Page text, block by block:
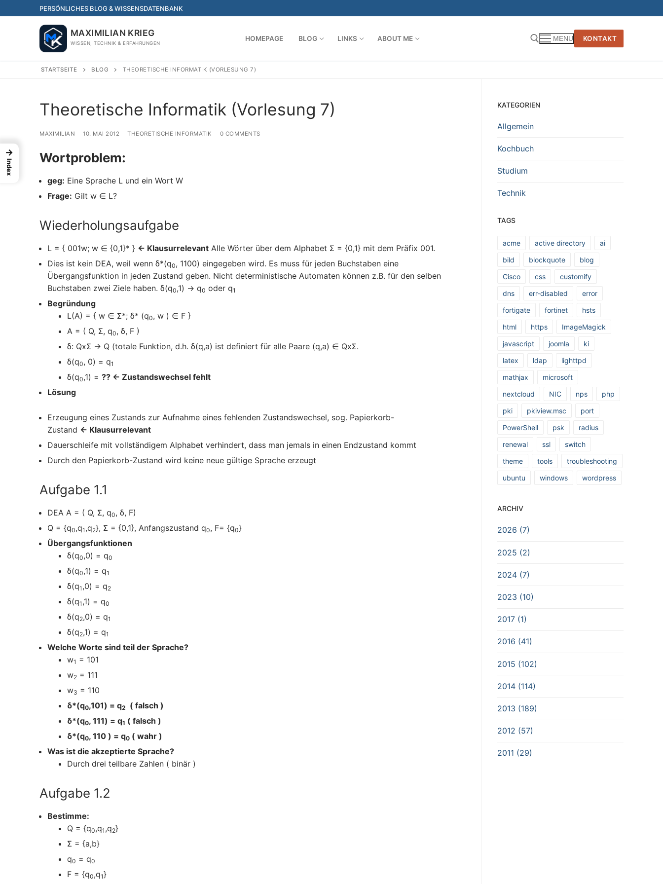
to
PERSÖNLICHES BLOG & WISSENSDATENBANK
MAXIMILIAN KRIEG
WISSEN, TECHNIK & ERFAHRUNGEN
HOMEPAGE BLOG LINKS ABOUT ME MENU KONTAKT
STARTSEITE BLOG THEORETISCHE INFORMATIK (VORLESUNG 7)
Theoretische Informatik (Vorlesung 7)
MAXIMILIAN 10. MAI 2012 THEORETISCHE INFORMATIK 0 COMMENTS
Wortproblem:
geg: Eine Sprache L und ein Wort W
Frage: Gilt w ∈ L?
Wiederholungsaufgabe
L = { 001w; w ∈ {0,1}* } ← Klausurrelevant Alle Wörter über dem Alphabet Σ = {0,1} mit dem Präfix 001.
Dies ist kein DEA, weil wenn δ*(q0, 1100) eingegeben wird. Es muss für jeden Buchstaben eine
Übergangsfunktion in jeden Zustand geben. Nicht deterministische Automaten können z.B. für den selben
Buchstaben zwei Ziele haben. δ(q0,1) → q0 oder q1
Begründung
L(A) = { w ∈ Σ*; δ* (q0, w ) ∈ F }
A = ( Q, Σ, q0, δ, F )
δ: QxΣ → Q (totale Funktion, d.h. δ(q,a) ist definiert für alle Paare (q,a) ∈ QxΣ.
δ(q0, 0) = q1
δ(q0,1) = ?? ← Zustandswechsel fehlt
Lösung
Erzeugung eines Zustands zur Aufnahme eines fehlenden Zustandswechsel, sog. Papierkorb-
Zustand ← Klausurrelevant
Dauerschleife mit vollständigem Alphabet verhindert, dass man jemals in einen Endzustand kommt
Durch den Papierkorb-Zustand wird keine neue gültige Sprache erzeugt
Aufgabe 1.1
DEA A = ( Q, Σ, q0, δ, F)
Q = {q0,q1 ,q2}, Σ = {0,1}, Anfangszustand q0, F= {q0}
Übergangsfunktionen
δ(q0,0) = q0
δ(q0,1) = q1
δ(q1 ,0) = q2
δ(q1 ,1) = q0
δ(q2,0) = q1
δ(q2,1) = q1
Welche Worte sind teil der Sprache?
w1 = 101
w2 = 111
w3 = 110
δ*(q0,101) = q2
( falsch )
δ*(q0, 111) = q1 ( falsch )
δ*(q0, 110 ) = q0 ( wahr )
Was ist die akzeptierte Sprache?
Durch drei teilbare Zahlen ( binär )
Aufgabe 1.2
Bestimme:
Q = {q0,q1 ,q2}
Σ = {a,b}
q0 = q0
F = {q0,q1}
KATEGORIEN
Allgemein
Kochbuch
Studium
Technik
TAGS
acme active directory
ai
bild
blockquote
blog
Cisco
css
customify
dns
err-disabled
error
fortigate
fortinet
hsts
html
https
ImageMagick
javascript
joomla
ki
latex
ldap
lighttpd
mathjax
microsoft
nextcloud
NIC nps
php
pki
pkiview.msc
port
PowerShell
psk
radius
renewal
ssl
switch
theme
tools
troubleshooting
ubuntu
windows wordpress
ARCHIV
2026 (7)
2025 (2)
2024 (7)
2023 (10)
2017 (1)
2016 (41)
2015 (102)
2014 (114)
2013 (189)
2012 (57)
2011 (29)
→
Index